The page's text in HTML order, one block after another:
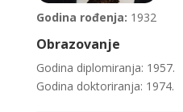
Godina rođenja: 1932
Obrazovanje
Godina diplomiranja: 1957.
Godina doktoriranja: 1974.